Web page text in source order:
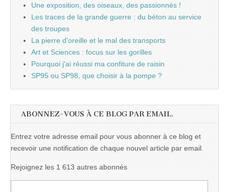
Une exposition, des oiseaux, des passionnés !
Les traces de la grande guerre : du béton au service
des troupes
La pierre d'oreille et le mal des transports
Art et Sciences : focus sur les gorilles
Pourquoi j'ai réussi ma confiture de raisin
SP95 ou SP98, que choisir à la pompe ?
ABONNEZ-VOUS À CE BLOG PAR EMAIL.
Entrez votre adresse email pour vous abonner à ce blog et
recevoir une notification de chaque nouvel article par email.
Rejoignez les 1 613 autres abonnés